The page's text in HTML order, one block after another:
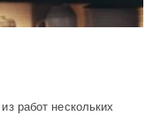
работ нескольких